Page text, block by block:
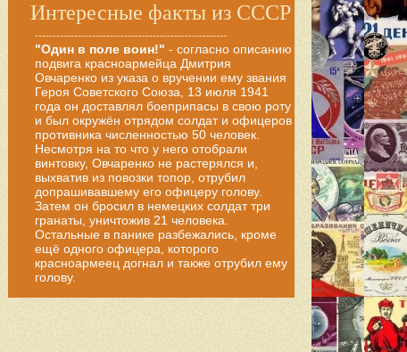
Интересные факты из СССР
------------------------------------------------------
"Один в поле воин!" - согласно описанию
подвига красноармейца Дмитрия
Овчаренко из указа о вручении ему звания
Героя Советского Союза, 13 июля 1941
года он доставлял боеприпасы в свою роту
и был окружён отрядом солдат и офицеров
противника численностью 50 человек.
Несмотря на то что у него отобрали
винтовку, Овчаренко не растерялся и,
выхватив из повозки топор, отрубил
допрашивавшему его офицеру голову.
Затем он бросил в немецких солдат три
гранаты, уничтожив 21 человека.
Остальные в панике разбежались, кроме
ещё одного офицера, которого
красноармеец догнал и также отрубил ему
голову.